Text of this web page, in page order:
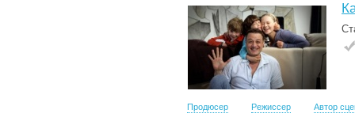
Продюсер Режиссер Автор